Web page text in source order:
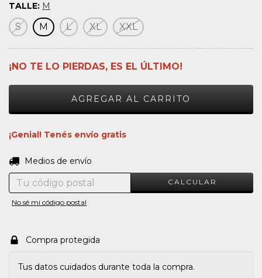
TALLE: M
S M L XL XXL
¡NO TE LO PIERDAS, ES EL ÚLTIMO!
¡Genial! Tenés envío gratis
Entregas para el CP:
Medios de envío
CALCULAR
No sé mi código postal
Compra protegida
Tus datos cuidados durante toda la compra.